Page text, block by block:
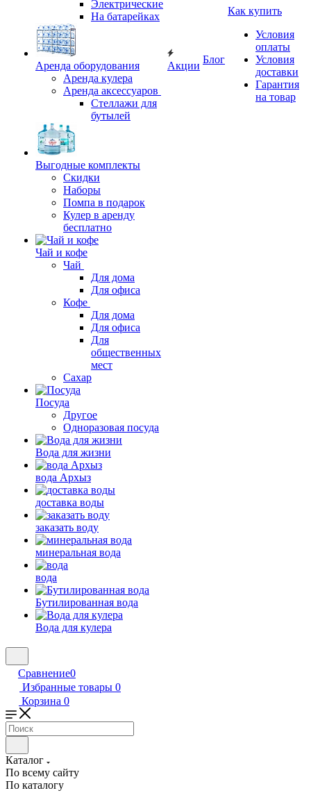
Электрические
На батарейках
Аренда оборудования
Аренда кулера
Аренда аксессуаров
Стеллажи для
бутылей
Выгодные комплекты
Скидки
Наборы
Помпа в подарок
Кулер в аренду
бесплатно
Чай и кофе
Чай
Для дома
Для офиса
Кофе
Для дома
Для офиса
Для
общественных
мест
Сахар
Посуда
Другое
Одноразовая посуда
Вода для жизни
вода Архыз
доставка воды
заказать воду
минеральная вода
вода
Бутилированная вода
Вода для кулера
Акции
Блог
Как купить
Условия
оплаты
Условия
доставки
Гарантия
на товар
Сравнение0
Избранные товары 0
Корзина 0
Каталог
По всему сайту
По каталогу